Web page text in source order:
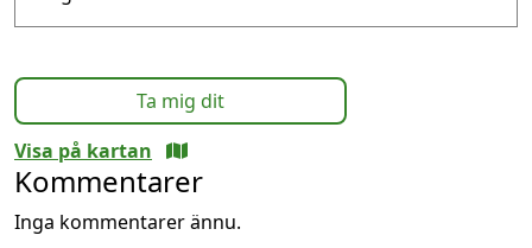
Ta mig dit
Visa på kartan
Kommentarer
Inga kommentarer ännu.